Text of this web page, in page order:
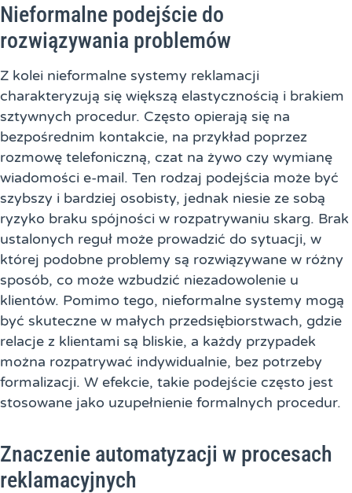
Nieformalne podejście do
rozwiązywania problemów
Z kolei nieformalne systemy reklamacji
charakteryzują się większą elastycznością i brakiem
sztywnych procedur. Często opierają się na
bezpośrednim kontakcie, na przykład poprzez
rozmowę telefoniczną, czat na żywo czy wymianę
wiadomości e-mail. Ten rodzaj podejścia może być
szybszy i bardziej osobisty, jednak niesie ze sobą
ryzyko braku spójności w rozpatrywaniu skarg. Brak
ustalonych reguł może prowadzić do sytuacji, w
której podobne problemy są rozwiązywane w różny
sposób, co może wzbudzić niezadowolenie u
klientów. Pomimo tego, nieformalne systemy mogą
być skuteczne w małych przedsiębiorstwach, gdzie
relacje z klientami są bliskie, a każdy przypadek
można rozpatrywać indywidualnie, bez potrzeby
formalizacji. W efekcie, takie podejście często jest
stosowane jako uzupełnienie formalnych procedur.
Znaczenie automatyzacji w procesach
reklamacyjnych